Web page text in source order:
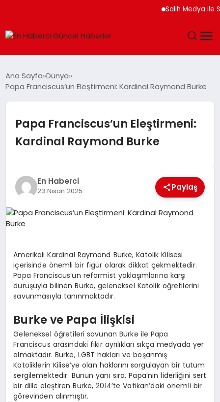
Salih Medya ile
SPOR
SAĞLIK
TEKNOLOJI
DÜNYA
EKONOMI
SIYASET
Ana Sayfa Dünya
Papa Franciscus’un Eleştirmeni: Kardinal Raymond Burke
Papa Franciscus’un Eleştirmeni:
Kardinal Raymond Burke
En Haberci
23 Nisan 2025 Paylaş
Amerikalı Kardinal Raymond Burke, Katolik Kilisesi
içerisinde önemli bir figür olarak dikkat çekmektedir.
Papa Franciscus’un reformist yaklaşımlarına karşı
duruşuyla bilinen Burke, geleneksel Katolik öğretilerini
savunmasıyla tanınmaktadır.
Burke ve Papa İlişkisi
Geleneksel öğretileri savunan Burke ile Papa
Franciscus arasındaki fikir ayrılıkları sıkça medyada yer
almaktadır. Burke, LGBT hakları ve boşanmış
Katoliklerin Kilise’ye olan haklarını sorgulayan bir tutum
sergilemektedir. Bunun yanı sıra, Papa’nın liderliğini sert
bir dille eleştiren Burke, 2014’te Vatikan’daki önemli bir
görevinden alınmıştır.